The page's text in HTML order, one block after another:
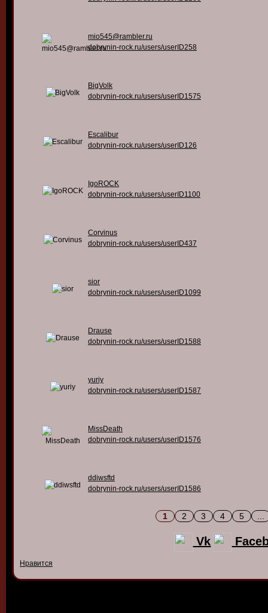
mio545@rambler.ru
dobrynin-rock.ru/users/userID258
BigVolk
dobrynin-rock.ru/users/userID1575
Escalibur
dobrynin-rock.ru/users/userID126
IgoROCK
dobrynin-rock.ru/users/userID1100
Corvinus
dobrynin-rock.ru/users/userID437
sior
dobrynin-rock.ru/users/userID1099
Drause
dobrynin-rock.ru/users/userID1588
yuriy
dobrynin-rock.ru/users/userID1587
MissDeath
dobrynin-rock.ru/users/userID1576
ddiwsftd
dobrynin-rock.ru/users/userID1586
1 2 3 4 5
Vk
Нравится